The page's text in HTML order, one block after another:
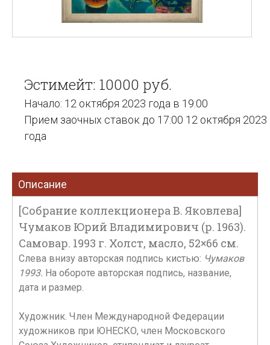
Эстимейт: 10000 руб.
Начало: 12 октября 2023 года в 19:00
Прием заочных ставок до 17:00 12 октября 2023
года
Описание
[Собрание коллекционера В. Яковлева]
Чумаков Юрий Владимирович (р. 1963).
Самовар. 1993 г. Холст, масло, 52×66 см.
Слева внизу авторская подпись кистью: Чумаков
1993. На обороте авторская подпись, название,
дата и размер.
Художник. Член Международной Федерации
художников при ЮНЕСКО, член Московского